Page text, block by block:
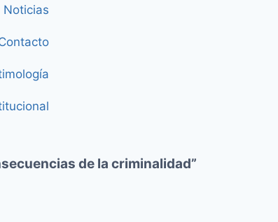
Noticias
de la criminalidad”